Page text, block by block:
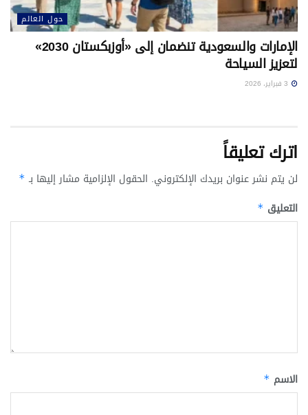
حول العالم
الإمارات والسعودية تنضمان إلى «أوزبكستان 2030»
لتعزيز السياحة
اترك تعليقاً
لن يتم نشر عنوان بريدك الإلكتروني. الحقول الإلزامية مشار إليها بـ *
التعليق *
الاسم *